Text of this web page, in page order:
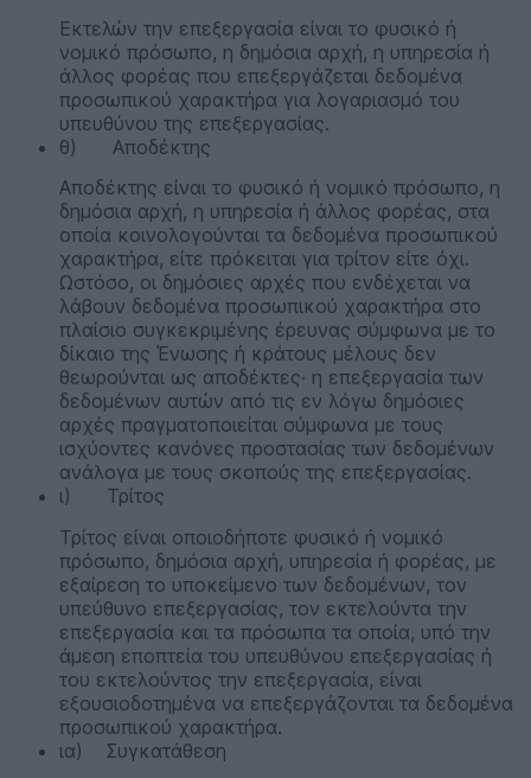
Εκτελών την επεξεργασία είναι το φυσικό ή
νομικό πρόσωπο, η δημόσια αρχή, η υπηρεσία ή
άλλος φορέας που επεξεργάζεται δεδομένα
προσωπικού χαρακτήρα για λογαριασμό του
υπευθύνου της επεξεργασίας.
θ) Αποδέκτης
Αποδέκτης είναι το φυσικό ή νομικό πρόσωπο, η
δημόσια αρχή, η υπηρεσία ή άλλος φορέας, στα
οποία κοινολογούνται τα δεδομένα προσωπικού
χαρακτήρα, είτε πρόκειται για τρίτον είτε όχι.
Ωστόσο, οι δημόσιες αρχές που ενδέχεται να
λάβουν δεδομένα προσωπικού χαρακτήρα στο
πλαίσιο συγκεκριμένης έρευνας σύμφωνα με το
δίκαιο της Ένωσης ή κράτους μέλους δεν
θεωρούνται ως αποδέκτες· η επεξεργασία των
δεδομένων αυτών από τις εν λόγω δημόσιες
αρχές πραγματοποιείται σύμφωνα με τους
ισχύοντες κανόνες προστασίας των δεδομένων
ανάλογα με τους σκοπούς της επεξεργασίας.
ι) Τρίτος
Τρίτος είναι οποιοδήποτε φυσικό ή νομικό
πρόσωπο, δημόσια αρχή, υπηρεσία ή φορέας, με
εξαίρεση το υποκείμενο των δεδομένων, τον
υπεύθυνο επεξεργασίας, τον εκτελούντα την
επεξεργασία και τα πρόσωπα τα οποία, υπό την
άμεση εποπτεία του υπευθύνου επεξεργασίας ή
του εκτελούντος την επεξεργασία, είναι
εξουσιοδοτημένα να επεξεργάζονται τα δεδομένα
προσωπικού χαρακτήρα.
ια) Συγκατάθεση